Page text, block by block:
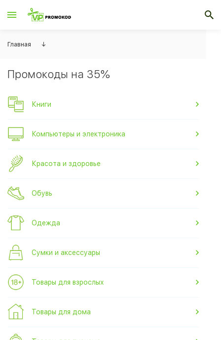
Главная ↓
Промокоды на 35%
Книги
Компьютеры и электроника
Красота и здоровье
Обувь
Одежда
Сумки и аксессуары
Товары для взрослых
Товары для дома